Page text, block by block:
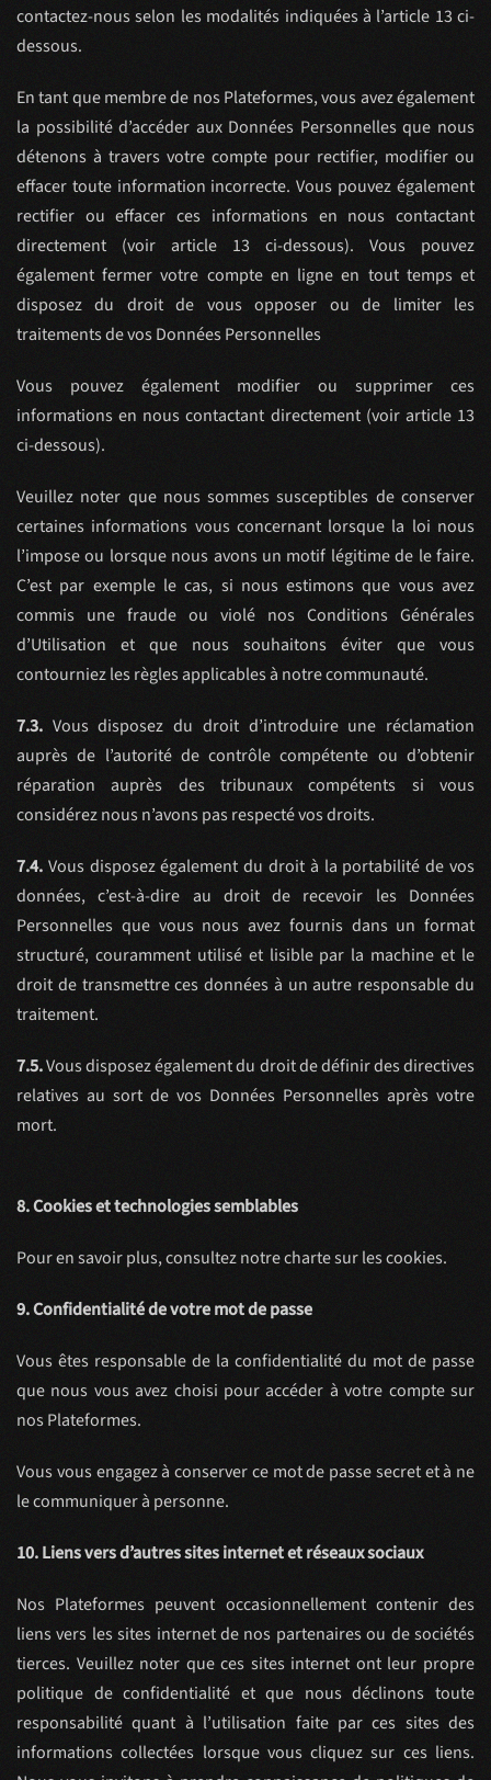
contactez-nous selon les modalités indiquées à l’article 13 ci-
dessous.
En tant que membre de nos Plateformes, vous avez également
la possibilité d’accéder aux Données Personnelles que nous
détenons à travers votre compte pour rectifier, modifier ou
effacer toute information incorrecte. Vous pouvez également
rectifier ou effacer ces informations en nous contactant
directement (voir article 13 ci-dessous). Vous pouvez
également fermer votre compte en ligne en tout temps et
disposez du droit de vous opposer ou de limiter les
traitements de vos Données Personnelles
Vous pouvez également modifier ou supprimer ces
informations en nous contactant directement (voir article 13
ci-dessous).
Veuillez noter que nous sommes susceptibles de conserver
certaines informations vous concernant lorsque la loi nous
l’impose ou lorsque nous avons un motif légitime de le faire.
C’est par exemple le cas, si nous estimons que vous avez
commis une fraude ou violé nos Conditions Générales
d’Utilisation et que nous souhaitons éviter que vous
contourniez les règles applicables à notre communauté.
7.3. Vous disposez du droit d’introduire une réclamation
auprès de l’autorité de contrôle compétente ou d’obtenir
réparation auprès des tribunaux compétents si vous
considérez nous n’avons pas respecté vos droits.
7.4. Vous disposez également du droit à la portabilité de vos
données, c’est-à-dire au droit de recevoir les Données
Personnelles que vous nous avez fournis dans un format
structuré, couramment utilisé et lisible par la machine et le
droit de transmettre ces données à un autre responsable du
traitement.
7.5.Vous disposez également du droit de définir des directives
relatives au sort de vos Données Personnelles après votre
mort.
8. Cookies et technologies semblables
Pour en savoir plus, consultez notre charte sur les cookies.
9. Confidentialité de votre mot de passe
Vous êtes responsable de la confidentialité du mot de passe
que nous vous avez choisi pour accéder à votre compte sur
nos Plateformes.
Vous vous engagez à conserver ce mot de passe secret et à ne
le communiquer à personne.
10. Liens vers d’autres sites internet et réseaux sociaux
Nos Plateformes peuvent occasionnellement contenir des
liens vers les sites internet de nos partenaires ou de sociétés
tierces. Veuillez noter que ces sites internet ont leur propre
politique de confidentialité et que nous déclinons toute
responsabilité quant à l’utilisation faite par ces sites des
informations collectées lorsque vous cliquez sur ces liens.